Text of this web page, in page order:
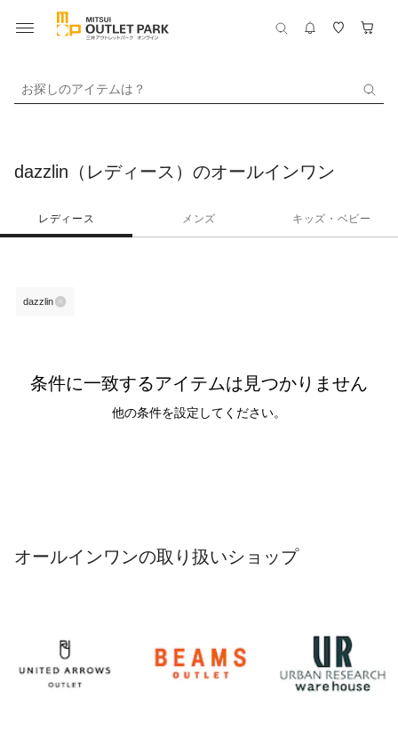
お探しのアイテムは？
dazzlin（レディース）のオールインワン
レディース メンズ キッズ・ベビー
dazzlin
条件に一致するアイテムは見つかりません
他の条件を設定してください。
オールインワンの取り扱いショップ